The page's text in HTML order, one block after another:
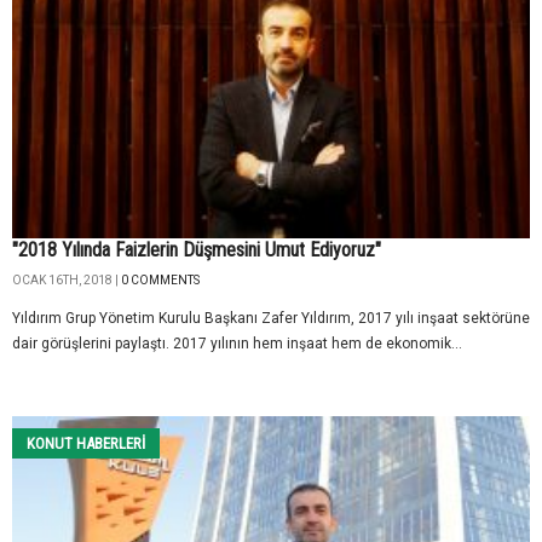
"2018 Yılında Faizlerin Düşmesini Umut Ediyoruz"
OCAK 16TH, 2018 | 0 COMMENTS
Yıldırım Grup Yönetim Kurulu Başkanı Zafer Yıldırım, 2017 yılı inşaat sektörüne
dair görüşlerini paylaştı. 2017 yılının hem inşaat hem de ekonomik...
KONUT HABERLERI